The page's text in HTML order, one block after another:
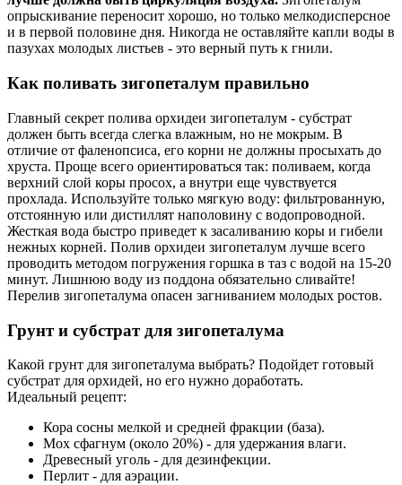
опрыскивание переносит хорошо, но только мелкодисперсное
и в первой половине дня. Никогда не оставляйте капли воды в
пазухах молодых листьев - это верный путь к гнили.
Как поливать зигопеталум правильно
Главный секрет полива орхидеи зигопеталум - субстрат
должен быть всегда слегка влажным, но не мокрым. В
отличие от фаленопсиса, его корни не должны просыхать до
хруста. Проще всего ориентироваться так: поливаем, когда
верхний слой коры просох, а внутри еще чувствуется
прохлада. Используйте только мягкую воду: фильтрованную,
отстоянную или дистиллят наполовину с водопроводной.
Жесткая вода быстро приведет к засаливанию коры и гибели
нежных корней. Полив орхидеи зигопеталум лучше всего
проводить методом погружения горшка в таз с водой на 15-20
минут. Лишнюю воду из поддона обязательно сливайте!
Перелив зигопеталума опасен загниванием молодых ростов.
Грунт и субстрат для зигопеталума
Какой грунт для зигопеталума выбрать? Подойдет готовый
субстрат для орхидей, но его нужно доработать.
Идеальный рецепт:
Кора сосны мелкой и средней фракции (база).
Мох сфагнум (около 20%) - для удержания влаги.
Древесный уголь - для дезинфекции.
Перлит - для аэрации.